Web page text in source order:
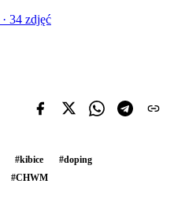
· 34 zdjęć
#kibice #doping
#CHWM